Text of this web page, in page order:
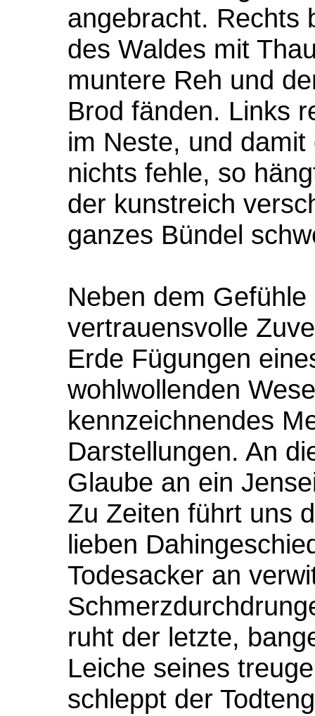
angebracht. Rechts
des Waldes mit
muntere Reh und
Brod fänden. Links
im Neste, und
nichts fehle, so
der kunstreich
ganzes Bündel
Neben dem
vertrauensvolle
Erde Fügungen
wohlwollenden
kennzeichnendes
Darstellungen. An
Glaube an ein
Zu Zeiten führt uns
lieben
Todesacker an
ruht der letzte,
Leiche seines
schleppt der